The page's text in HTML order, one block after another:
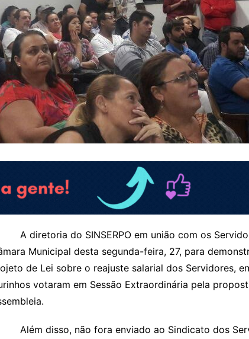
A diretoria do SINSERPO em união com os
Municipal desta segunda-feira, 27, para
de Lei sobre o reajuste salarial dos Servidores,
votaram em Sessão Extraordinária pela
disso, não fora enviado ao Sindicato dos